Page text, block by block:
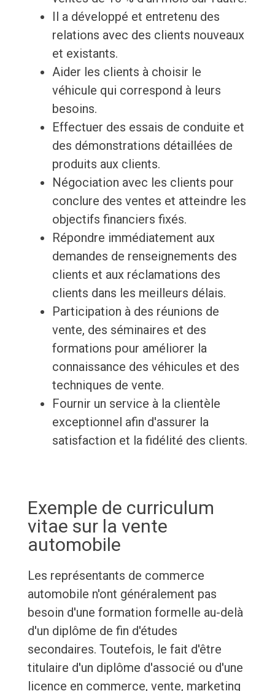
Il a développé et entretenu des
relations avec des clients nouveaux
et existants.
Aider les clients à choisir le
véhicule qui correspond à leurs
besoins.
Effectuer des essais de conduite et
des démonstrations détaillées de
produits aux clients.
Négociation avec les clients pour
conclure des ventes et atteindre les
objectifs financiers fixés.
Répondre immédiatement aux
demandes de renseignements des
clients et aux réclamations des
clients dans les meilleurs délais.
Participation à des réunions de
vente, des séminaires et des
formations pour améliorer la
connaissance des véhicules et des
techniques de vente.
Fournir un service à la clientèle
exceptionnel afin d'assurer la
satisfaction et la fidélité des clients.
Exemple de curriculum
vitae sur la vente
automobile
Les représentants de commerce
automobile n'ont généralement pas
besoin d'une formation formelle au-delà
d'un diplôme de fin d'études
secondaires. Toutefois, le fait d'être
titulaire d'un diplôme d'associé ou d'une
licence en commerce, vente, marketing